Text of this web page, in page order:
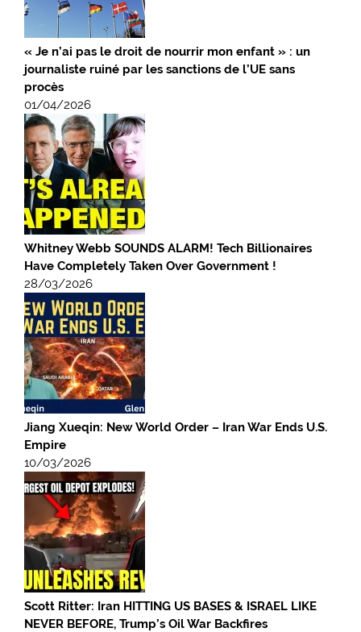
« Je n’ai pas le droit de nourrir mon enfant » : un
journaliste ruiné par les sanctions de l’UE sans
procès
01/04/2026
Whitney Webb SOUNDS ALARM! Tech Billionaires
Have Completely Taken Over Government !
28/03/2026
Jiang Xueqin: New World Order – Iran War Ends U.S.
Empire
10/03/2026
Scott Ritter: Iran HITTING US BASES & ISRAEL LIKE
NEVER BEFORE, Trump’s Oil War Backfires